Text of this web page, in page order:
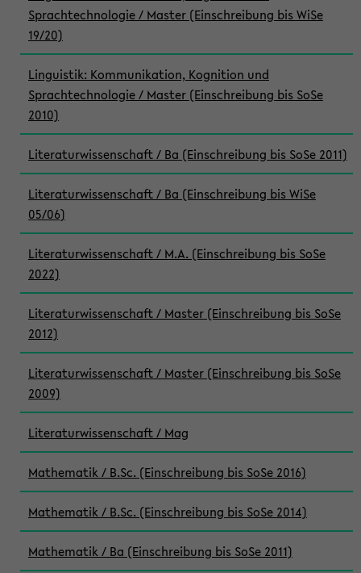
Sprachtechnologie / Master (Einschreibung bis WiSe
19/20)
Linguistik: Kommunikation, Kognition und
Sprachtechnologie / Master (Einschreibung bis SoSe
2010)
Literaturwissenschaft / Ba (Einschreibung bis SoSe 2011)
Literaturwissenschaft / Ba (Einschreibung bis WiSe
05/06)
Literaturwissenschaft / M.A. (Einschreibung bis SoSe
2022)
Literaturwissenschaft / Master (Einschreibung bis SoSe
2012)
Literaturwissenschaft / Master (Einschreibung bis SoSe
2009)
Literaturwissenschaft / Mag
Mathematik / B.Sc. (Einschreibung bis SoSe 2016)
Mathematik / B.Sc. (Einschreibung bis SoSe 2014)
Mathematik / Ba (Einschreibung bis SoSe 2011)